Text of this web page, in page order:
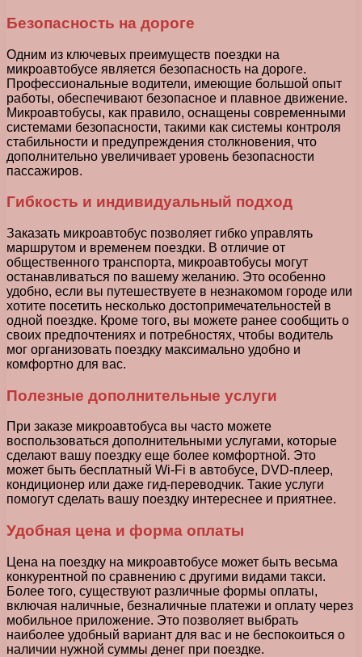
Безопасность на дороге
Одним из ключевых преимуществ поездки на
микроавтобусе является безопасность на дороге.
Профессиональные водители, имеющие большой опыт
работы, обеспечивают безопасное и плавное движение.
Микроавтобусы, как правило, оснащены современными
системами безопасности, такими как системы контроля
стабильности и предупреждения столкновения, что
дополнительно увеличивает уровень безопасности
пассажиров.
Гибкость и индивидуальный подход
Заказать микроавтобус позволяет гибко управлять
маршрутом и временем поездки. В отличие от
общественного транспорта, микроавтобусы могут
останавливаться по вашему желанию. Это особенно
удобно, если вы путешествуете в незнакомом городе или
хотите посетить несколько достопримечательностей в
одной поездке. Кроме того, вы можете ранее сообщить о
своих предпочтениях и потребностях, чтобы водитель
мог организовать поездку максимально удобно и
комфортно для вас.
Полезные дополнительные услуги
При заказе микроавтобуса вы часто можете
воспользоваться дополнительными услугами, которые
сделают вашу поездку еще более комфортной. Это
может быть бесплатный Wi-Fi в автобусе, DVD-плеер,
кондиционер или даже гид-переводчик. Такие услуги
помогут сделать вашу поездку интереснее и приятнее.
Удобная цена и форма оплаты
Цена на поездку на микроавтобусе может быть весьма
конкурентной по сравнению с другими видами такси.
Более того, существуют различные формы оплаты,
включая наличные, безналичные платежи и оплату через
мобильное приложение. Это позволяет выбрать
наиболее удобный вариант для вас и не беспокоиться о
наличии нужной суммы денег при поездке.